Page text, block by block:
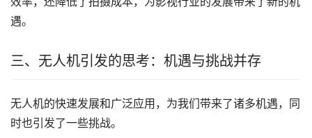
遇。
三、无人机引发的思考：机遇与挑战并存
无人机的快速发展和广泛应用，为我们带来了诸多机遇，同
时也引发了一些挑战。